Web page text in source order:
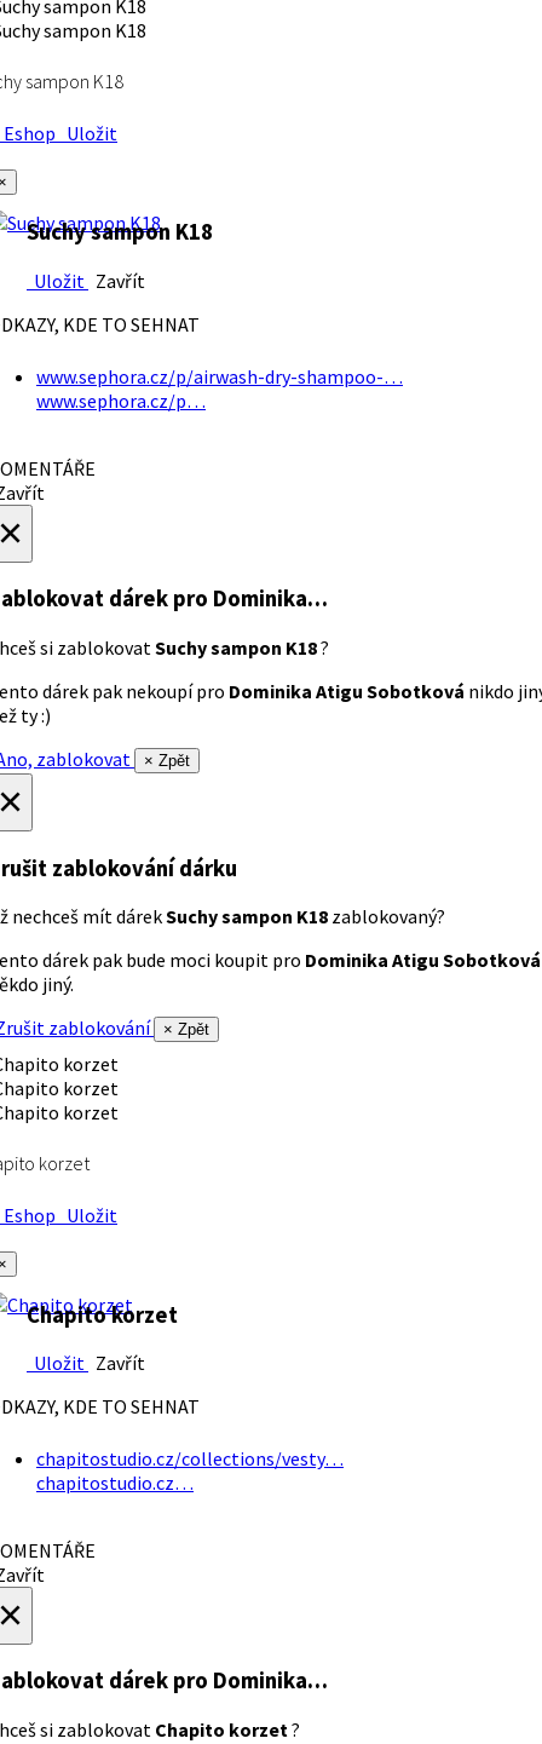
sampon K18
Uložit
Suchy sampon K18
Uložit Zavřít
KDE TO SEHNAT
www.sephora.cz/p/airwash-dry-shampoo-…
www.sephora.cz/p…
dárek pro Dominika…
si zablokovatSuchy sampon K18?
dárek pak nekoupí pro Dominika Atigu Sobotková nikdo
ty :)
zablokovat
× Zpět
zablokování dárku
nechceš mít dárekSuchy sampon K18 zablokovaný?
dárek pak bude moci koupit pro Dominika Atigu Sobotková
jiný.
zablokování
× Zpět
korzet
Uložit
Chapito korzet
Uložit Zavřít
KDE TO SEHNAT
chapitostudio.cz/collections/vesty…
chapitostudio.cz…
dárek pro Dominika…
si zablokovat Chapito korzet?